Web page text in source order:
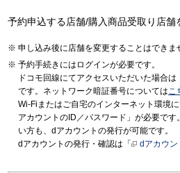
予約申込する店舗/購入商品受取り店舗
申し込み後に店舗を変更することはできま
予約手続きにはログインが必要です。
ドコモ回線にてアクセスいただいた場合
です。ネットワーク暗証番号についてはこ
Wi-Fiまたはご自宅のインターネット環境
アカウントのID／パスワード」が必要で
い方も、dアカウントの発行が可能です。
dアカウントの発行・確認は「
dアカウン